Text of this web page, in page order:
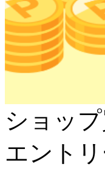
ショッ
エントリ